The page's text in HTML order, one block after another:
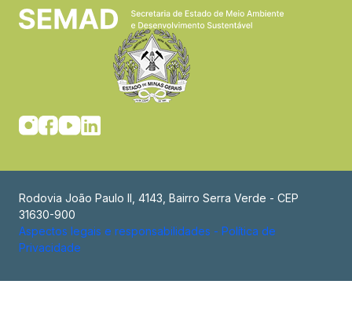
Rodovia João Paulo II, 4143, Bairro Serra Verde - CEP
31630-900
Aspectos legais e responsabilidades - Política de
Privacidade